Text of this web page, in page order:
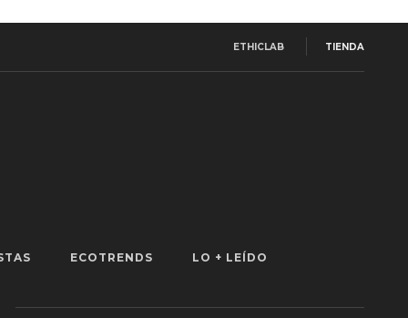
ETHICLAB TIENDA
ECOTRENDS LO + LEÍDO